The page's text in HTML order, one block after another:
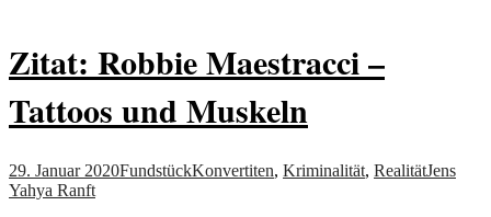
Zitat: Robbie Maestracci –
Tattoos und Muskeln
29. Januar 2020FundstückKonvertiten, Kriminalität, RealitätJens
Yahya Ranft